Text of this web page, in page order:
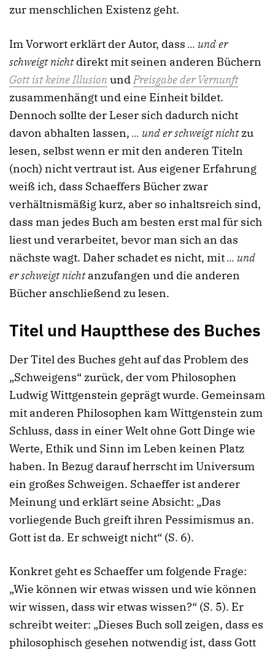
zur menschlichen Existenz geht.
Im Vorwort erklärt der Autor, dass … und er
schweigt nichtdirekt mit seinen anderen Büchern
Gott ist keine IllusionundPreisgabe der Vernunft
zusammenhängt und eine Einheit bildet.
Dennoch sollte der Leser sich dadurch nicht
davon abhalten lassen, … und er schweigt nichtzu
lesen, selbst wenn er mit den anderen Titeln
(noch) nicht vertraut ist. Aus eigener Erfahrung
weiß ich, dass Schaeffers Bücher zwar
verhältnismäßig kurz, aber so inhaltsreich sind,
dass man jedes Buch am besten erst mal für sich
liest und verarbeitet, bevor man sich an das
nächste wagt. Daher schadet es nicht, mit… und
er schweigt nichtanzufangen und die anderen
Bücher anschließend zu lesen.
Titel und Hauptthese des Buches
Der Titel des Buches geht auf das Problem des
„Schweigens“ zurück, der vom Philosophen
Ludwig Wittgenstein geprägt wurde. Gemeinsam
mit anderen Philosophen kam Wittgenstein zum
Schluss, dass in einer Welt ohne Gott Dinge wie
Werte, Ethik und Sinn im Leben keinen Platz
haben. In Bezug darauf herrscht im Universum
ein großes Schweigen. Schaeffer ist anderer
Meinung und erklärt seine Absicht: „Das
vorliegende Buch greift ihren Pessimismus an.
Gott ist da. Er schweigt nicht“ (S. 6).
Konkret geht es Schaeffer um folgende Frage:
„Wie können wir etwas wissen und wie können
wir wissen, dass wir etwas wissen?“ (S. 5). Er
schreibt weiter: „Dieses Buch soll zeigen, dass es
philosophisch gesehen notwendig ist, dass Gott